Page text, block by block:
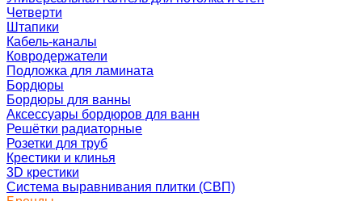
Четверти
Штапики
Кабель-каналы
Ковродержатели
Подложка для ламината
Бордюры
Бордюры для ванны
Аксессуары бордюров для ванн
Решётки радиаторные
Розетки для труб
Крестики и клинья
3D крестики
Система выравнивания плитки (СВП)